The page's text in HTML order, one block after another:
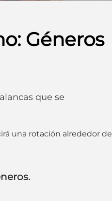
Géneros
que se
una rotación alrededor de